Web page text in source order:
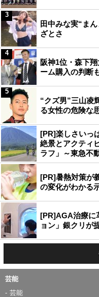
田中みな実“ま
ざとさ
3
阪神1位・森下
ーム購入の判断
4
“クズ男”三山凌
る女性の危険な
5
[PR]楽しさいっ
絶景とアクティ
ラフ」～東急不
[PR]暑熱対策が
の変化がわかる
[PR]AGA治療に
ョン」銀クリが
芸能
芸能